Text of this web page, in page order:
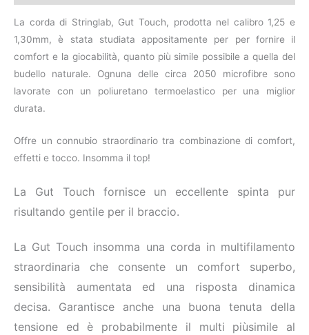
La corda di Stringlab, Gut Touch, prodotta nel calibro 1,25 e
1,30mm, è stata studiata appositamente per per fornire il
comfort e la giocabilità, quanto più simile possibile a quella del
budello naturale. Ognuna delle circa 2050 microfibre sono
lavorate con un poliuretano termoelastico per una miglior
durata.
Offre un connubio straordinario tra combinazione di comfort,
effetti e tocco. Insomma il top!
La Gut Touch fornisce un eccellente spinta pur
risultando gentile per il braccio.
La Gut Touch insomma una corda in multifilamento
straordinaria che consente un comfort superbo,
sensibilità aumentata ed una risposta dinamica
decisa. Garantisce anche una buona tenuta della
tensione ed è probabilmente il multi piùsimile al